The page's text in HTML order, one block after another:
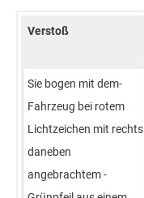
Verstoß
Sie bogen­ mit dem­
Fahrzeug bei ­rotem
Lichtzeichen­ mit rechts
­daneben
angebrachtem ­